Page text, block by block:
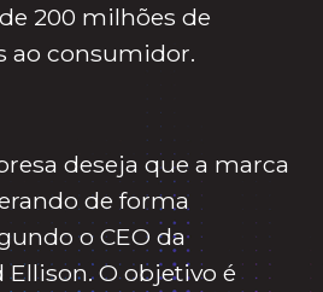
200 milhões de
ao consumidor.
deseja que a marca
de forma
o CEO da
O objetivo é